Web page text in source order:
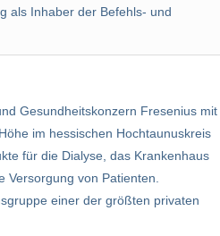
als Inhaber der Befehls- und
27,626 Mrd. EUR
Gesundheitskonzern Fresenius mit
im hessischen Hochtaunuskreis
für die Dialyse, das Krankenhaus
Versorgung von Patienten.
einer der größten privaten